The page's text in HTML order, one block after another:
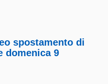
spostamento di
domenica 9